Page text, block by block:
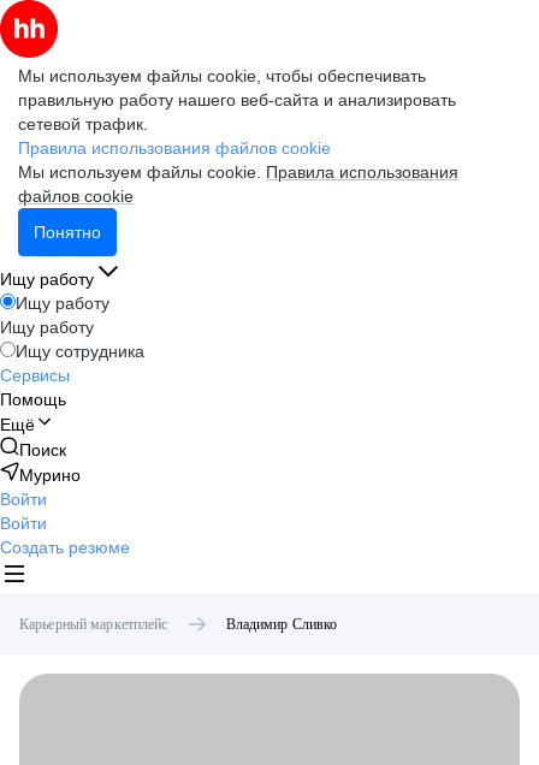
Мы используем файлы cookie, чтобы обеспечивать
правильную работу нашего веб-сайта и анализировать
сетевой трафик.
Правила использования файлов cookie
Мы используем файлы cookie. Правила использования
файлов cookie
Понятно
Ищу работу
Ищу работу
Ищу работу
Ищу сотрудника
Сервисы
Помощь
Ещё
Поиск
Мурино
Войти
Войти
Создать резюме
Карьерный маркетплейс Владимир Сливко